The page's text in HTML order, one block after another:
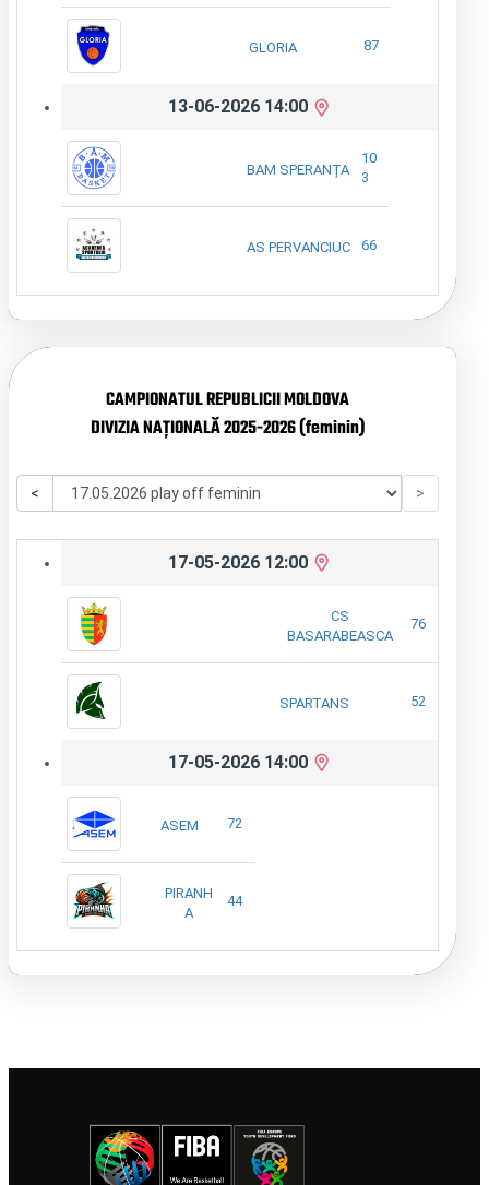
GLORIA 87
13-06-2026 14:00
BAM SPERANȚA
10
3
AS PERVANCIUC 66
CAMPIONATUL REPUBLICII MOLDOVA
DIVIZIA NAȚIONALĂ 2025-2026 (feminin)
< >
17-05-2026 12:00
CS
BASARABEASCA
76
SPARTANS 52
17-05-2026 14:00
ASEM 72
PIRANH
A
44